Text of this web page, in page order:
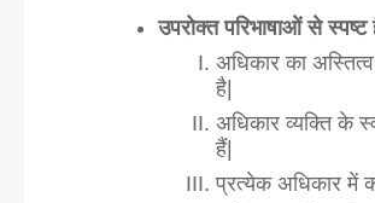
उपरोक्त परिभाषाओं से स्पष्ट
अधिकार का
है|
अधिकार व्यक्ति के
हैं|
प्रत्येक अधिकार में